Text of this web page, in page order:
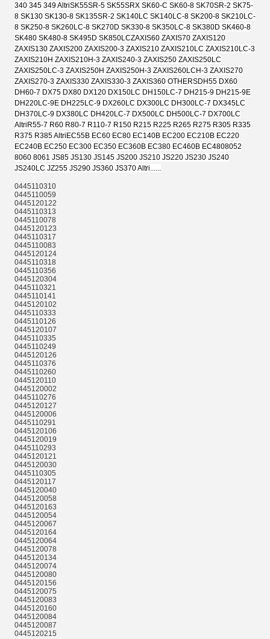
340 345 349 AltriSK55SR-5 SK55SRX SK60-C SK60-8 SK70SR-2 SK75-
8 SK130 SK130-8 SK135SR-2 SK140LC SK140LC-8 SK200-8 SK210LC-
8 SK250-8 SK260LC-8 SK270D SK330-8 SK350LC-8 SK380D SK460-8
SK480 SK480-8 SK495D SK850LCZAXIS60 ZAXIS70 ZAXIS120
ZAXIS130 ZAXIS200 ZAXIS200-3 ZAXIS210 ZAXIS210LC ZAXIS210LC-3
ZAXIS210H ZAXIS210H-3 ZAXIS240-3 ZAXIS250 ZAXIS250LC
ZAXIS250LC-3 ZAXIS250H ZAXIS250H-3 ZAXIS260LCH-3 ZAXIS270
ZAXIS270-3 ZAXIS330 ZAXIS330-3 ZAXIS360 OTHERSDH55 DX60
DH60-7 DX75 DX80 DX120 DX150LC DH150LC-7 DH215-9 DH215-9E
DH220LC-9E DH225LC-9 DX260LC DX300LC DH300LC-7 DX345LC
DH370LC-9 DX380LC DH420LC-7 DX500LC DH500LC-7 DX700LC
Altri R55-7 R60 R80-7 R110-7 R150 R215 R225 R265 R275 R305 R335
R375 R385 Altri EC55B EC60 EC80 EC140B EC200 EC210B EC220
EC240B EC250 EC300 EC350 EC360B EC380 EC460B EC4808052
8060 8061 JS85 JS130 JS145 JS200 JS210 JS220 JS230 JS240
JS240LC JZ255 JS290 JS360 JS370 Altri......
0445110310
0445110059
0445120122
0445110313
0445110078
0445120123
0445110317
0445110083
0445120124
0445110318
0445110356
0445120304
0445110321
0445110141
0445120102
0445110333
0445110126
0445120107
0445110335
0445110249
0445120126
0445110376
0445110260
0445120110
0445120002
0445110276
0445120127
0445120006
0445110291
0445120106
0445120019
0445110293
0445120121
0445120030
0445110305
0445120117
0445120040
0445120058
0445120163
0445120054
0445120067
0445120164
0445120064
0445120078
0445120134
0445120074
0445120080
0445120156
0445120075
0445120083
0445120160
0445120084
0445120087
0445120215